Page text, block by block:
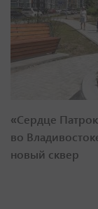
«Сердце
во
новый сквер